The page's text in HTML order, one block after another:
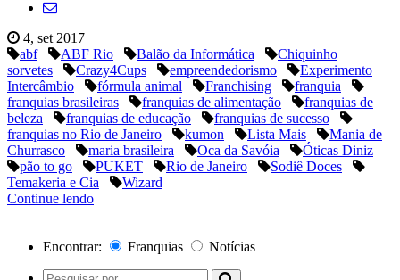
4, set 2017
abf
ABF Rio Balão da Informática
Chiquinho
sorvetes
Crazy4Cups empreendedorismo
Experimento
Intercâmbio
fórmula animal Franchising
franquia
franquias brasileiras
franquias de alimentação
franquias de
beleza
franquias de educação
franquias de sucesso
franquias no Rio de Janeiro
kumon Lista Mais
Mania de
Churrasco
maria brasileira Oca da Savóia
Óticas Diniz
pão to go
PUKET Rio de Janeiro
Sodiê Doces
Temakeria e Cia
Wizard
Continue lendo
Encontrar: Franquias Notícias